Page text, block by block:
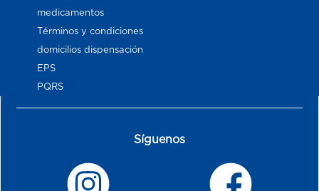
medicamentos
Términos y condiciones
domicilios dispensación
EPS
PQRS
Síguenos